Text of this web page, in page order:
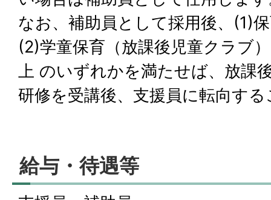
なお、補助員として採用後、(1)
(2)学童保育（放課後児童クラブ
上 のいずれかを満たせば、放課
研修を受講後、支援員に転向す
給与・待遇等